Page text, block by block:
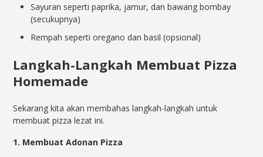
Sayuran seperti paprika, jamur, dan bawang bombay
(secukupnya)
Rempah seperti oregano dan basil (opsional)
Langkah-Langkah Membuat Pizza
Homemade
Sekarang kita akan membahas langkah-langkah untuk
membuat pizza lezat ini.
1. Membuat Adonan Pizza